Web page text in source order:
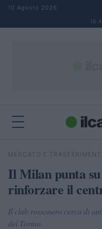
Salta al contenuto
10 Agosto 2026
10
Cerca
MERCATO E TRASFERIMENTI
Il Milan punta
rinforzare il
Il club rossonero cerca di
del Torino.